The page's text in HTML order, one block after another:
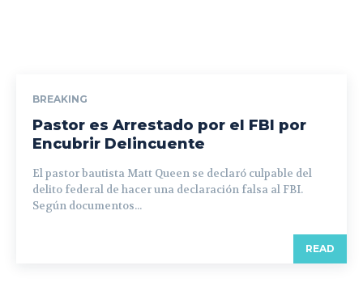
BREAKING
Pastor es Arrestado por el FBI por
Encubrir Delincuente
El pastor bautista Matt Queen se declaró culpable del
delito federal de hacer una declaración falsa al FBI.
Según documentos...
READ